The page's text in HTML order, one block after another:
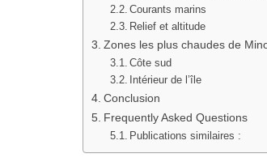
Courants marins
Relief et altitude
Zones les plus chaudes de
Côte sud
Intérieur de l’île
Conclusion
Frequently Asked Questions
Publications similaires :